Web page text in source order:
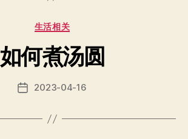
Categories
生活相关
如何煮汤圆
Post2023-04-16